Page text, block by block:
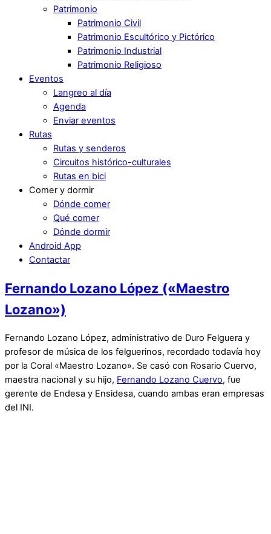
Patrimonio
Patrimonio Civil
Patrimonio Escultórico y Pictórico
Patrimonio Industrial
Patrimonio Religioso
Eventos
Langreo al día
Agenda
Enviar eventos
Rutas
Rutas y senderos
Circuitos histórico-culturales
Rutas en bici
Comer y dormir
Dónde comer
Qué comer
Dónde dormir
Android App
Contactar
Fernando Lozano López («Maestro
Lozano»)
Fernando Lozano López, administrativo de Duro Felguera y
profesor de música de los felguerinos, recordado todavía hoy
por la Coral «Maestro Lozano». Se casó con Rosario Cuervo,
maestra nacional y su hijo, Fernando Lozano Cuervo, fue
gerente de Endesa y Ensidesa, cuando ambas eran empresas
del INI.